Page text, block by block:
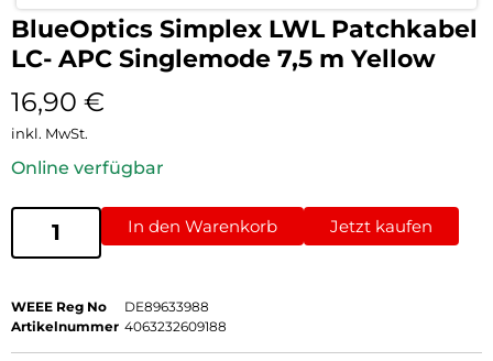
BlueOptics Simplex LWL Patchkabel
LC- APC Singlemode 7,5 m Yellow
16,90 €
inkl. MwSt.
Online verfügbar
In den Warenkorb Jetzt kaufen
WEEE Reg No
DE89633988
Artikelnummer 4063232609188